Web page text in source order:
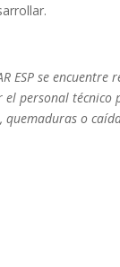
ESP se
el personal
o